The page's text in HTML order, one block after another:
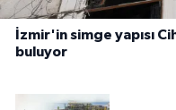
İzmir'in simge yapısı
buluyor